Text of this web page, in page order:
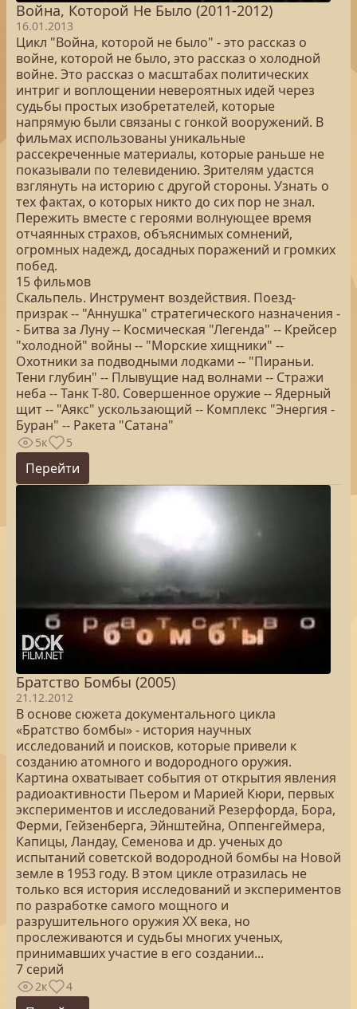
Война, Которой Не Было (2011-2012)
16.01.2013
Цикл "Война, которой не было" - это рассказ о
войне, которой не было, это рассказ о холодной
войне. Это рассказ о масштабах политических
интриг и воплощении невероятных идей через
судьбы простых изобретателей, которые
напрямую были связаны с гонкой вооружений. В
фильмах использованы уникальные
рассекреченные материалы, которые раньше не
показывали по телевидению. Зрителям удастся
взглянуть на историю с другой стороны. Узнать о
тех фактах, о которых никто до сих пор не знал.
Пережить вместе с героями волнующее время
отчаянных страхов, объяснимых сомнений,
огромных надежд, досадных поражений и громких
побед.
15 фильмов
Скальпель. Инструмент воздействия. Поезд-
призрак -- "Аннушка" стратегического назначения -
- Битва за Луну -- Космическая "Легенда" -- Крейсер
"холодной" войны -- "Морские хищники" --
Охотники за подводными лодками -- "Пираньи.
Тени глубин" -- Плывущие над волнами -- Стражи
неба -- Танк Т-80. Совершенное оружие -- Ядерный
щит -- "Аякс" ускользающий -- Комплекс "Энергия -
Буран" -- Ракета "Сатана"
5к 5
Перейти
Братство Бомбы (2005)
21.12.2012
В основе сюжета документального цикла
«Братство бомбы» - история научных
исследований и поисков, которые привели к
созданию атомного и водородного оружия.
Картина охватывает события от открытия явления
радиоактивности Пьером и Марией Кюри, первых
экспериментов и исследований Резерфорда, Бора,
Ферми, Гейзенберга, Эйнштейна, Оппенгеймера,
Капицы, Ландау, Семенова и др. ученых до
испытаний советской водородной бомбы на Новой
земле в 1953 году. В этом цикле отразилась не
только вся история исследований и экспериментов
по разработке самого мощного и
разрушительного оружия ХХ века, но
прослеживаются и судьбы многих ученых,
принимавших участие в его создании...
7 серий
2к 4